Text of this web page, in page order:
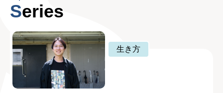
Series
生き方